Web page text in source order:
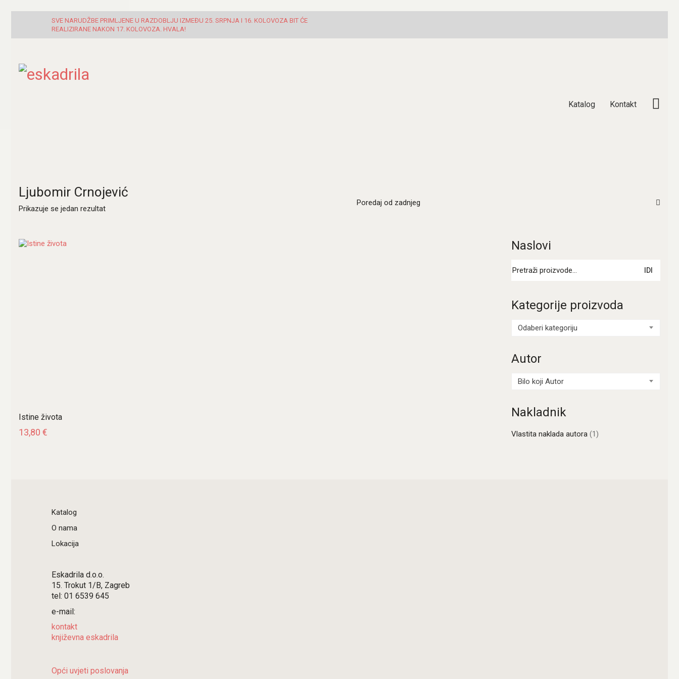
SVE NARUDŽBE PRIMLJENE U RAZDOBLJU IZMEĐU 25. SRPNJA I 16. KOLOVOZA BIT ĆE
REALIZIRANE NAKON 17. KOLOVOZA. HVALA!
Katalog Kontakt
Ljubomir Crnojević
Prikazuje se jedan rezultat
Poredaj od zadnjeg
Istine života
13,80 €
Naslovi
IDI
Kategorije proizvoda
Odaberi kategoriju
Autor
Bilo koji Autor
Nakladnik
Vlastita naklada autora (1)
Katalog
O nama
Lokacija
Eskadrila d.o.o.
15. Trokut 1/B, Zagreb
tel: 01 6539 645
e-mail:
kontakt
književna eskadrila
Opći uvjeti poslovanja